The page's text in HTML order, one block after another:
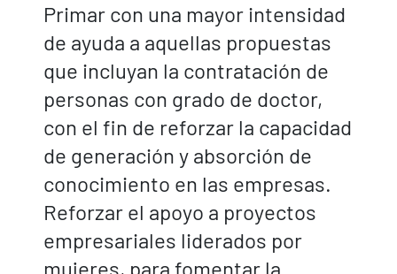
Primar con una mayor intensidad
de ayuda a aquellas propuestas
que incluyan la contratación de
personas con grado de doctor,
con el fin de reforzar la capacidad
de generación y absorción de
conocimiento en las empresas.
Reforzar el apoyo a proyectos
empresariales liderados por
mujeres, para fomentar la